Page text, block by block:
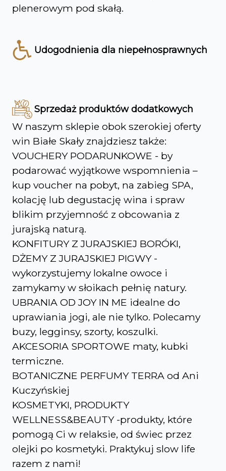
plenerowym pod skałą.
Udogodnienia dla niepełnosprawnych
Sprzedaż produktów dodatkowych
W naszym sklepie obok szerokiej oferty
win Białe Skały znajdziesz także:
VOUCHERY PODARUNKOWE - by
podarować wyjątkowe wspomnienia –
kup voucher na pobyt, na zabieg SPA,
kolację lub degustację wina i spraw
blikim przyjemność z obcowania z
jurajską naturą.
KONFITURY Z JURAJSKIEJ BORÓKI,
DŻEMY Z JURAJSKIEJ PIGWY -
wykorzystujemy lokalne owoce i
zamykamy w słoikach pełnię natury.
UBRANIA OD JOY IN ME idealne do
uprawiania jogi, ale nie tylko. Polecamy
buzy, legginsy, szorty, koszulki.
AKCESORIA SPORTOWE maty, kubki
termiczne.
BOTANICZNE PERFUMY TERRA od Ani
Kuczyńskiej
KOSMETYKI, PRODUKTY
WELLNESS&BEAUTY -produkty, które
pomogą Ci w relaksie, od świec przez
olejki po kosmetyki. Praktykuj slow life
razem z nami!